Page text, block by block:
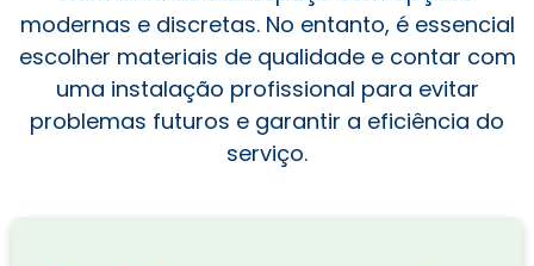
modernas e discretas. No entanto, é essencial
escolher materiais de qualidade e contar com
uma instalação profissional para evitar
problemas futuros e garantir a eficiência do
serviço.